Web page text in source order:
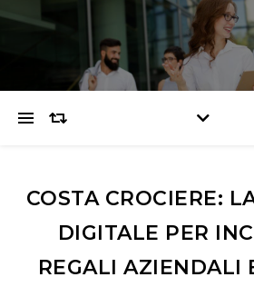
COSTA CROCIERE:
DIGITALE PER
REGALI AZIENDALI